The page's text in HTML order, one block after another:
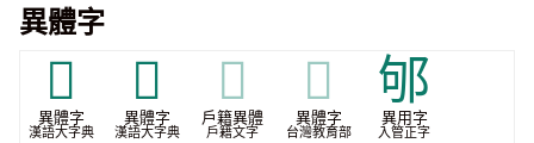
異體字
𨜬
異體字
漢語大字典
𨝁
異體字
漢語大字典
𨝁
戶籍異體
戶籍文字
𨝁
異體字
台灣教育部
邭
異用字
入管正字